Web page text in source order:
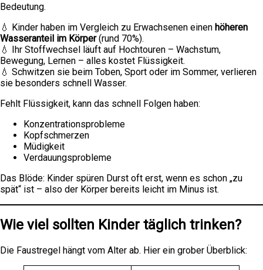
Bedeutung.
💧 Kinder haben im Vergleich zu Erwachsenen einen höheren
Wasseranteil im Körper(rund 70%).
💧 Ihr Stoffwechsel läuft auf Hochtouren – Wachstum,
Bewegung, Lernen – alles kostet Flüssigkeit.
💧 Schwitzen sie beim Toben, Sport oder im Sommer, verlieren
sie besonders schnell Wasser.
Fehlt Flüssigkeit, kann das schnell Folgen haben:
Konzentrationsprobleme
Kopfschmerzen
Müdigkeit
Verdauungsprobleme
Das Blöde: Kinder spüren Durst oft erst, wenn es schon „zu
spät“ ist – also der Körper bereits leicht im Minus ist.
Wie viel sollten Kinder täglich trinken?
Die Faustregel hängt vom Alter ab. Hier ein grober Überblick: